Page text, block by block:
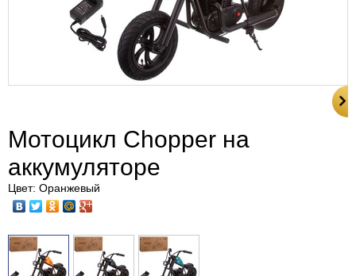
Мотоцикл Chopper на
аккумуляторе
Цвет: Оранжевый